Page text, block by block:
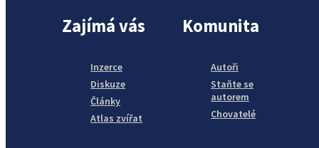
Zajímá vás
Inzerce
Diskuze
Články
Atlas zvířat
Komunita
Autoři
Staňte se
autorem
Chovatelé